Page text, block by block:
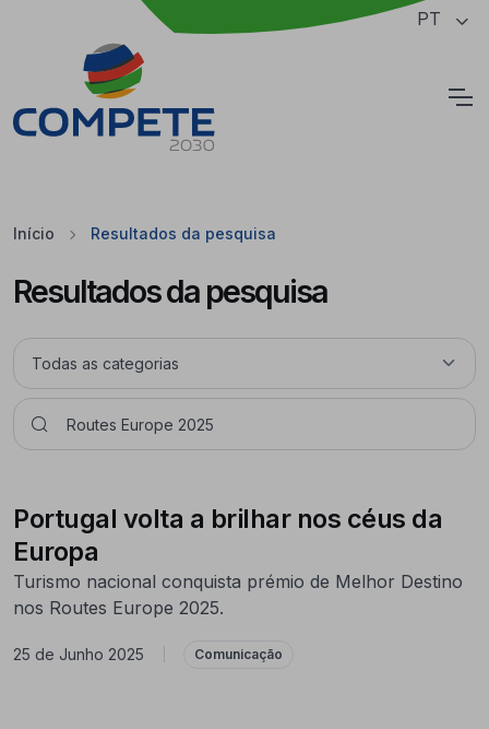
Saltar para o conteúdo principal da página PT
Início Resultados da pesquisa
Resultados da pesquisa
Portugal volta a brilhar nos céus da
Europa
Turismo nacional conquista prémio de Melhor Destino
nos Routes Europe 2025.
25 de Junho 2025 Comunicação